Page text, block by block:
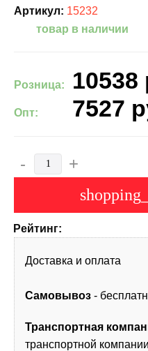
Артикул: 15232
товар в наличии
Розница: 10538
Опт: 7527
- +
Рейтинг:
Доставка и оплата
Самовывоз -
Транспортная
транспортной